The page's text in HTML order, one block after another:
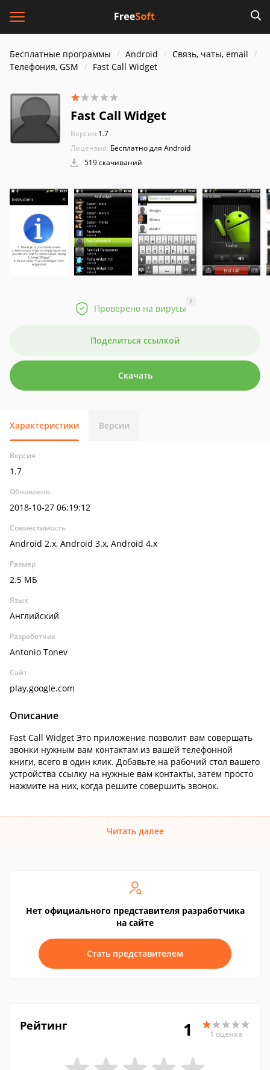
Бесплатные программы Android
Связь, чаты, email
Телефония, GSM
Fast Call Widget
Fast Call Widget
Версия:1.7
Лицензия: Бесплатно для Android
519 скачиваний
Проверено на вирусы
?
Поделиться ссылкой
Скачать
Характеристики Версии
Версия
1.7
Обновлено
2018-10-27 06:19:12
Совместимость
Android 2.x, Android 3.x, Android 4.x
Размер
2.5 МБ
Язык
Английский
Разработчик
Antonio Tonev
Сайт
play.google.com
Описание
Fast Call Widget Это приложение позволит вам совершать
звонки нужным вам контактам из вашей телефонной
книги, всего в один клик. Добавьте на рабочий стол вашего
устройства ссылку на нужные вам контакты, затем просто
нажмите на них, когда решите совершить звонок.
Читать далее
Нет официального представителя разработчика
на сайте
Стать представителем
Рейтинг 1 1 оценка